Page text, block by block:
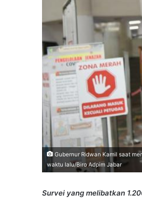
Gubernur Ridwan Kamil saat
waktu lalu/Biro Adpim Jabar
Survei yang melibatkan